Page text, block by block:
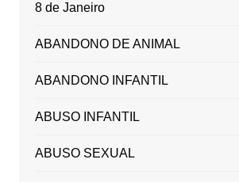
8 de Janeiro
ABANDONO DE ANIMAL
ABANDONO INFANTIL
ABUSO INFANTIL
ABUSO SEXUAL